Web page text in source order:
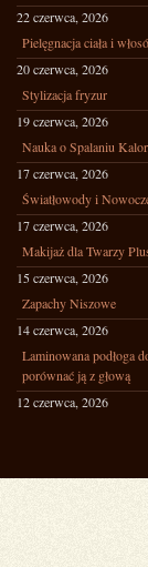
22 czerwca, 2026
Pielęgnacja ciała i
20 czerwca, 2026
Stylizacja fryzur
19 czerwca, 2026
Nauka o Spalaniu
17 czerwca, 2026
Światłowody i
17 czerwca, 2026
Makijaż dla Twarzy
15 czerwca, 2026
Zapachy Niszowe
14 czerwca, 2026
Laminowana podłoga
porównać ją z głową
12 czerwca, 2026